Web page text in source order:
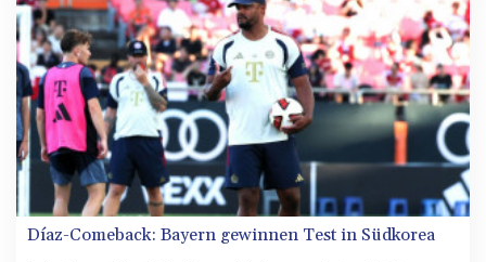
bestehen fort, und deshalb sollten wir stets unsere
Professionalität, unseren Sinn für die richtigen Perspektiven
und unsere Gelassenheit bewahren."
Díaz-Comeback: Bayern gewinnen Test in Südkorea